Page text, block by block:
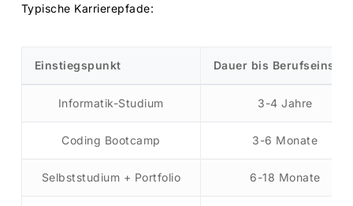
Typische Karrierepfade:
Einstiegspunkt Dauer bis
Informatik-Studium 3-4 Jahre
Coding Bootcamp 3-6 Monate
Selbststudium + Portfolio 6-18 Monate